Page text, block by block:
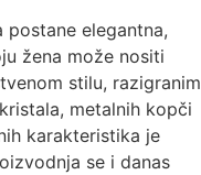
postane elegantna,
žena može nositi
stilu, razigranim
metalnih kopči
karakteristika je
se i danas